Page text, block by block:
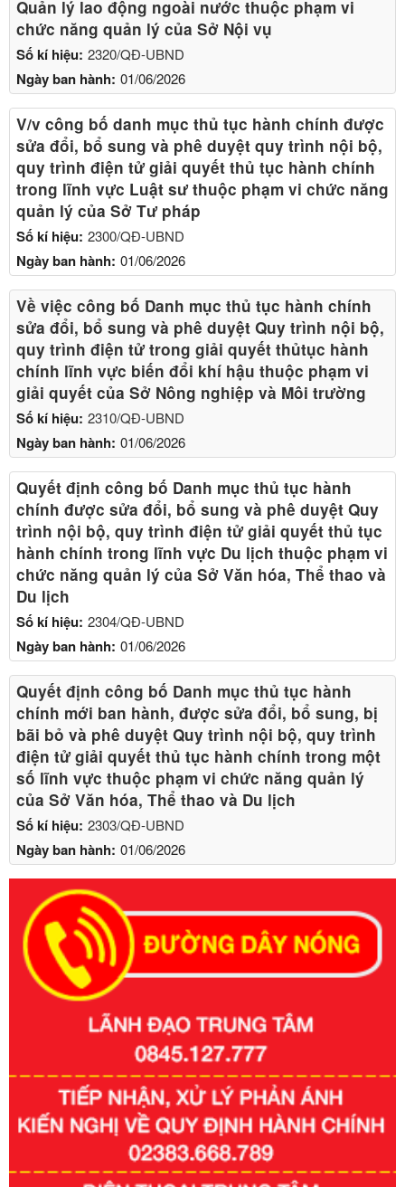
Số kí hiệu: 2320/QĐ-UBND
Ngày ban hành: 01/06/2026
Quản lý lao động ngoài nước thuộc phạm vi
chức năng quản lý của Sở Nội vụ
Số kí hiệu: 2300/QĐ-UBND
Ngày ban hành: 01/06/2026
V/v công bố danh mục thủ tục hành chính được
sửa đổi, bổ sung và phê duyệt quy trình nội bộ,
quy trình điện tử giải quyết thủ tục hành chính
trong lĩnh vực Luật sư thuộc phạm vi chức năng
quản lý của Sở Tư pháp
Số kí hiệu: 2310/QĐ-UBND
Ngày ban hành: 01/06/2026
Về việc công bố Danh mục thủ tục hành chính
sửa đổi, bổ sung và phê duyệt Quy trình nội bộ,
quy trình điện tử trong giải quyết thủtục hành
chính lĩnh vực biến đổi khí hậu thuộc phạm vi
giải quyết của Sở Nông nghiệp và Môi trường
Số kí hiệu: 2304/QĐ-UBND
Ngày ban hành: 01/06/2026
Quyết định công bố Danh mục thủ tục hành
chính được sửa đổi, bổ sung và phê duyệt Quy
trình nội bộ, quy trình điện tử giải quyết thủ tục
hành chính trong lĩnh vực Du lịch thuộc phạm vi
chức năng quản lý của Sở Văn hóa, Thể thao và
Du lịch
Số kí hiệu: 2303/QĐ-UBND
Ngày ban hành: 01/06/2026
Quyết định công bố Danh mục thủ tục hành
chính mới ban hành, được sửa đổi, bổ sung, bị
bãi bỏ và phê duyệt Quy trình nội bộ, quy trình
điện tử giải quyết thủ tục hành chính trong một
số lĩnh vực thuộc phạm vi chức năng quản lý
của Sở Văn hóa, Thể thao và Du lịch